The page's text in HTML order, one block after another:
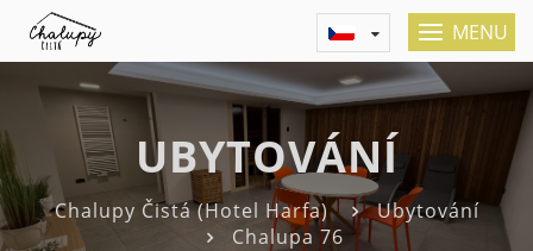
MENU
UBYTOVÁNÍ
Chalupy Čistá (Hotel Harfa)
Ubytování
Chalupa 76